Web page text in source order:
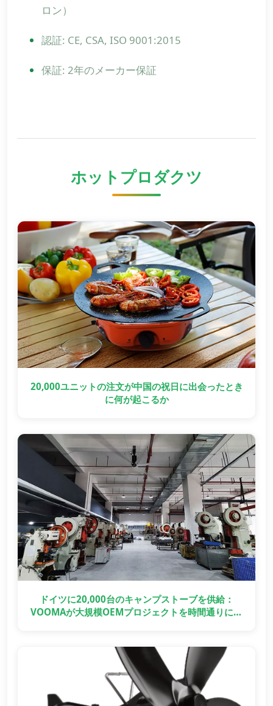
ロン）
認証: CE, CSA, ISO 9001:2015
保証: 2年のメーカー保証
ホットプロダクツ
20,000ユニットの注文が中国の祝日に出会ったとき
に何が起こるか
ドイツに20,000台のキャンプストーブを供給：
VOOMAが大規模OEMプロジェクトを時間通りに納